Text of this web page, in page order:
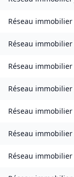
Réseau immobilier
Réseau immobilier
Réseau immobilier
Réseau immobilier
Réseau immobilier
Réseau immobilier
Réseau immobilier